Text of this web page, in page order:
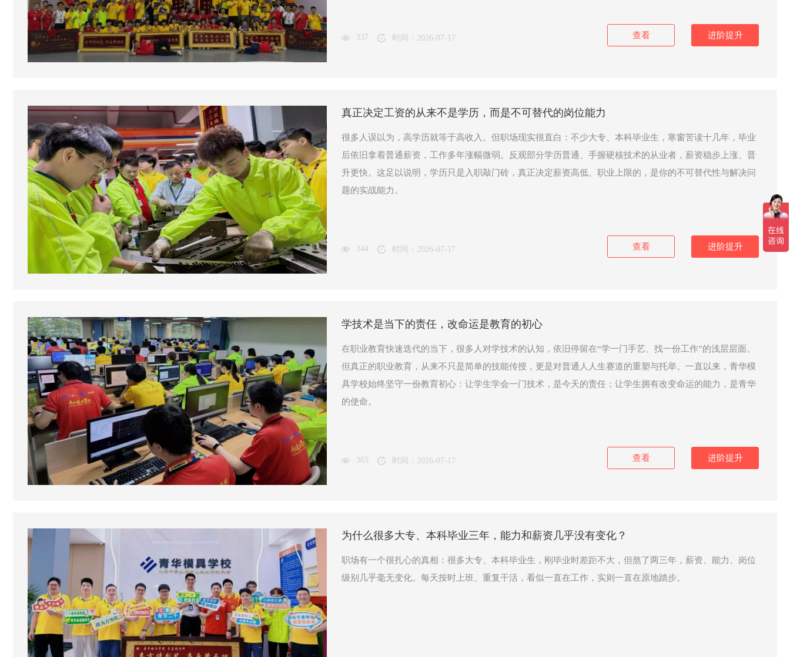
查看 进阶提升
337 时间：2026-07-17
真正决定工资的从来不是学历，而是不可替代的岗位能力
很多人误以为，高学历就等于高收入。但职场现实很直白：不少大专、本科毕业生，寒窗苦读十几年，毕业
后依旧拿着普通薪资，工作多年涨幅微弱。反观部分学历普通、手握硬核技术的从业者，薪资稳步上涨、晋
升更快。这足以说明，学历只是入职敲门砖，真正决定薪资高低、职业上限的，是你的不可替代性与解决问
题的实战能力。
查看 进阶提升
344 时间：2026-07-17
学技术是当下的责任，改命运是教育的初心
在职业教育快速迭代的当下，很多人对学技术的认知，依旧停留在“学一门手艺、找一份工作”的浅层层面。
但真正的职业教育，从来不只是简单的技能传授，更是对普通人人生赛道的重塑与托举。一直以来，青华模
具学校始终坚守一份教育初心：让学生学会一门技术，是今天的责任；让学生拥有改变命运的能力，是青华
的使命。
查看 进阶提升
365 时间：2026-07-17
为什么很多大专、本科毕业三年，能力和薪资几乎没有变化？
职场有一个很扎心的真相：很多大专、本科毕业生，刚毕业时差距不大，但熬了两三年，薪资、能力、岗位
级别几乎毫无变化。每天按时上班、重复干活，看似一直在工作，实则一直在原地踏步。